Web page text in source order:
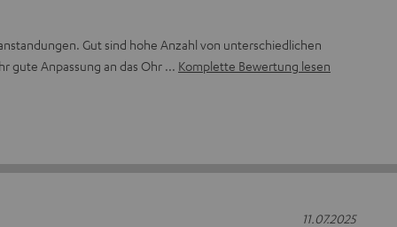
Gut sind hohe Anzahl von unterschiedlichen
gute Anpassung an das Ohr
Komplette Bewertung lesen
11.07.2025